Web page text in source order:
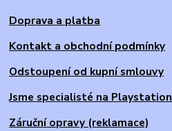
Doprava a platba
Kontakt a obchodní podmínky
Odstoupení od kupní smlouvy
Jsme specialisté na Playstation
Záruční opravy (reklamace)